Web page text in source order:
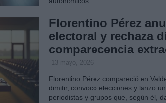
Florentino Pérez
electoral y rechaza
comparecencia
13 mayo, 2026
Florentino Pérez compareció en
dimitir, convocó elecciones y lanzó
periodistas y grupos que, según él,